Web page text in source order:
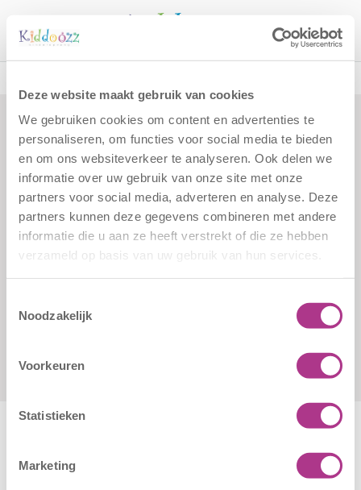
Deze website maakt gebruik van cookies
We gebruiken cookies om content en advertenties te
personaliseren, om functies voor social media te bieden
en om ons websiteverkeer te analyseren. Ook delen we
informatie over uw gebruik van onze site met onze
partners voor social media, adverteren en analyse. Deze
partners kunnen deze gegevens combineren met andere
informatie die u aan ze heeft verstrekt of die ze hebben
verzameld op basis van uw gebruik van hun services.
Noodzakelijk
Voorkeuren
Statistieken
Marketing
Call
Formulieren
Klachten
Verkorte
aanmeldformulieren
Contact
Kiddoozz
Sliedrechtstraat 62-66
3086 JN Rotterdam
010 - 2041820
info@kiddoozz.nl
Cookiebeleid